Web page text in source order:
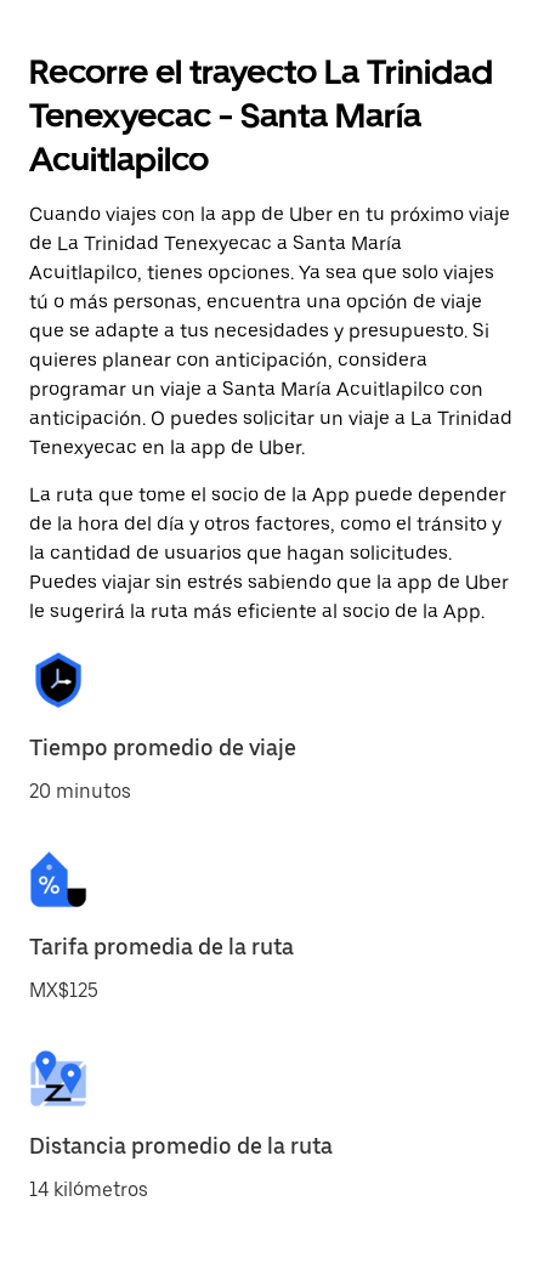
Recorre el trayecto La Trinidad
Tenexyecac - Santa María
Acuitlapilco
Cuando viajes con la app de Uber en tu próximo viaje
de La Trinidad Tenexyecac a Santa María
Acuitlapilco, tienes opciones. Ya sea que solo viajes
tú o más personas, encuentra una opción de viaje
que se adapte a tus necesidades y presupuesto. Si
quieres planear con anticipación, considera
programar un viaje a Santa María Acuitlapilco con
anticipación. O puedes solicitar un viaje a La Trinidad
Tenexyecac en la app de Uber.
La ruta que tome el socio de la App puede depender
de la hora del día y otros factores, como el tránsito y
la cantidad de usuarios que hagan solicitudes.
Puedes viajar sin estrés sabiendo que la app de Uber
le sugerirá la ruta más eficiente al socio de la App.
Tiempo promedio de viaje
20 minutos
Tarifa promedia de la ruta
MX$125
Distancia promedio de la ruta
14 kilómetros